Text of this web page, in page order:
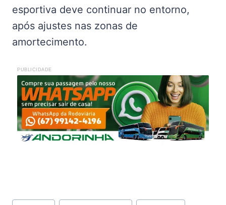
esportiva deve continuar no entorno,
após ajustes nas zonas de
amortecimento.
PUBLICIDADE